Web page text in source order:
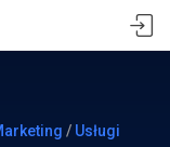
/ Usługi